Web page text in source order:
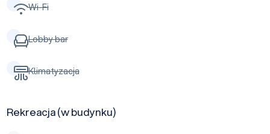
Wi-Fi
Lobby bar
Klimatyzacja
Rekreacja (w budynku)